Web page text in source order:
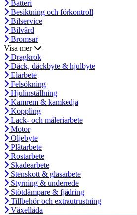
Batteri
Besiktning och förkontroll
Bilservice
Bilvård
Bromsar
Visa mer
Dragkrok
Däck, däckbyte & hjulbyte
Elarbete
Felsökning
Hjulinställning
Kamrem & kamkedja
Koppling
Lack- och måleriarbete
Motor
Oljebyte
Plåtarbete
Rostarbete
Skadearbete
Stenskott & glasarbete
Styrning & underrede
Stötdämpare & fjädring
Tillbehör och extrautrustning
Växellåda